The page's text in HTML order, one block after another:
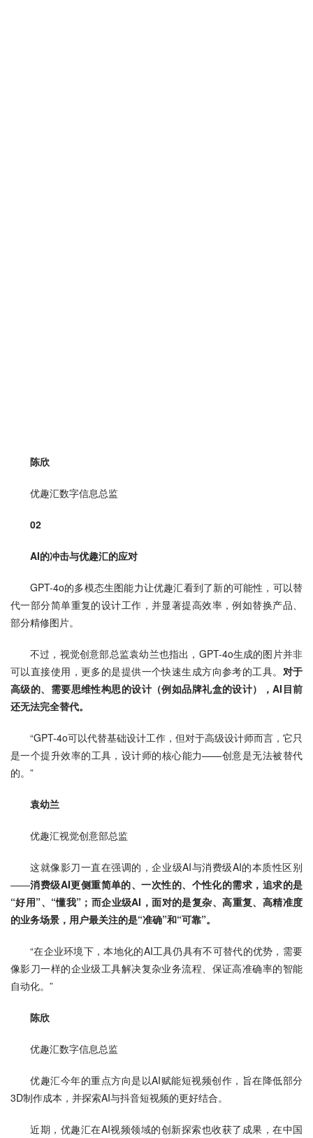
陈欣
优趣汇数字信息总监
02
AI的冲击与优趣汇的应对
GPT-4o的多模态生图能力让优趣汇看到了新的可能性，可以替
代一部分简单重复的设计工作，并显著提高效率，例如替换产品、
部分精修图片。
不过，视觉创意部总监袁幼兰也指出，GPT-4o生成的图片并非
可以直接使用，更多的是提供一个快速生成方向参考的工具。 对于
高级的、需要思维性构思的设计（例如品牌礼盒的设计），AI目前
还无法完全替代。
“GPT-4o可以代替基础设计工作，但对于高级设计师而言，它只
是一个提升效率的工具，设计师的核心能力——创意是无法被替代
的。”
袁幼兰
优趣汇视觉创意部总监
这就像影刀一直在强调的，企业级AI与消费级AI的本质性区别
——消费级AI更侧重简单的、一次性的、个性化的需求，追求的是
“好用”、“懂我”；而企业级AI，面对的是复杂、高重复、高精准度
的业务场景，用户最关注的是“准确”和“可靠”。
“在企业环境下，本地化的AI工具仍具有不可替代的优势，需要
像影刀一样的企业级工具解决复杂业务流程、保证高准确率的智能
自动化。”
陈欣
优趣汇数字信息总监
优趣汇今年的重点方向是以AI赋能短视频创作，旨在降低部分
3D制作成本，并探索AI与抖音短视频的更好结合。
近期，优趣汇在AI视频领域的创新探索也收获了成果，在中国